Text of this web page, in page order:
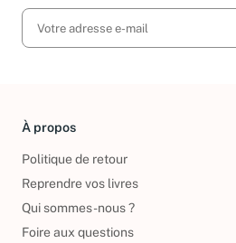
À propos
Politique de retour
Reprendre vos livres
Qui sommes-nous ?
Foire aux questions